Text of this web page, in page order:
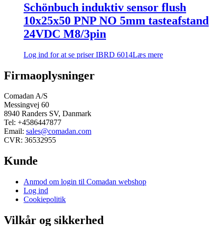
Schönbuch induktiv sensor flush
10x25x50 PNP NO 5mm tasteafstand
24VDC M8/3pin
Log ind for at se priserIBRD 6014Læs mere
Firmaoplysninger
Comadan A/S
Messingvej 60
8940 Randers SV, Danmark
Tel: +4586447877
Email: sales@comadan.com
CVR: 36532955
Kunde
Main
Menu
Anmod om login til Comadan webshop
Log ind
Cookiepolitik
Vilkår og sikkerhed